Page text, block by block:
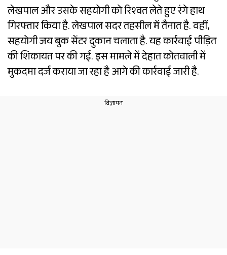
लेखपाल और उसके सहयोगी को रिश्वत लेते हुए रंगे हाथ
गिरफ्तार किया है. लेखपाल सदर तहसील में तैनात है. वहीं,
सहयोगी जय बुक सेंटर दुकान चलाता है. यह कार्रवाई पीड़ित
की शिकायत पर की गई. इस मामले में देहात कोतवाली में
मुकदमा दर्ज कराया जा रहा है आगे की कार्रवाई जारी है.